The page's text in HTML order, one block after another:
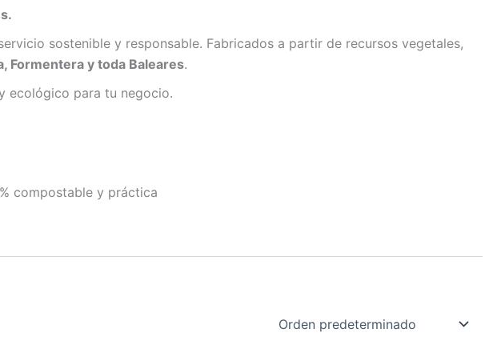
sostenible y responsable. Fabricados a partir de recursos vegetales,
Formentera y toda Baleares.
ecológico para tu negocio.
compostable y práctica